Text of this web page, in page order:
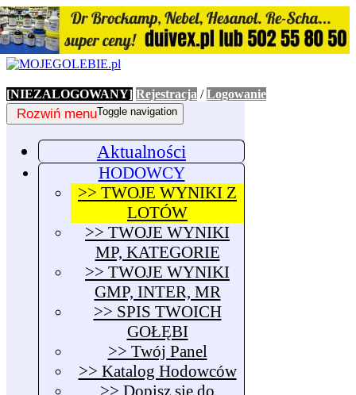
[NIEZALOGOWANY] Rejestracja /Logowanie
Toggle navigation
Rozwiń menu
Aktualności
HODOWCY
>> TWOJE WYNIKI Z
LOTÓW
>> TWOJE WYNIKI
MP, KATEGORIE
>> TWOJE WYNIKI
GMP, INTER, MR
>> SPIS TWOICH
GOŁĘBI
>> Twój Panel
>> Katalog Hodowców
>> Dopisz się do